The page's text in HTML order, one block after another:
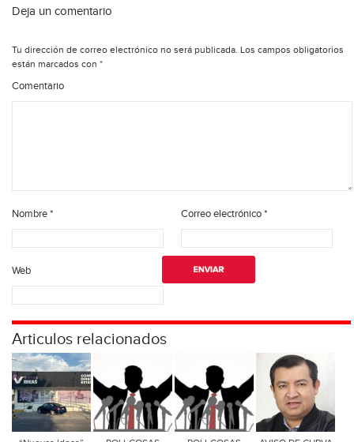
Deja un comentario
Tu dirección de correo electrónico no será publicada. Los campos obligatorios
están marcados con *
Comentario
Nombre* Correo electrónico*
Web
Articulos relacionados